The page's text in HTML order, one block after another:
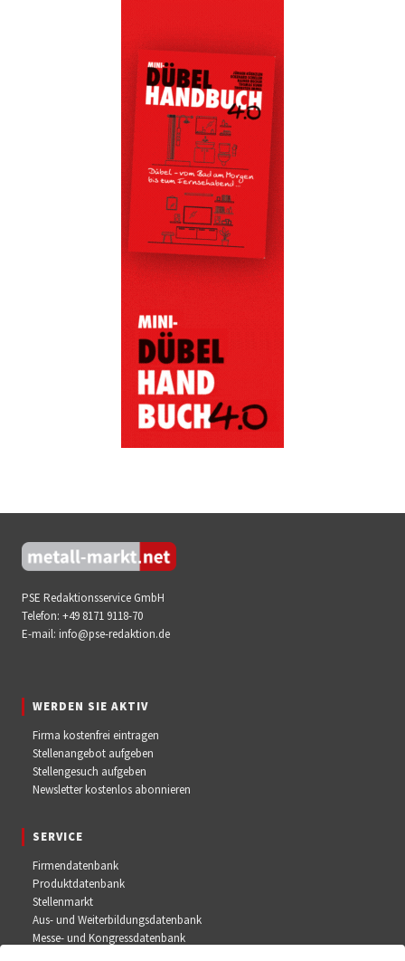
PSE Redaktionsservice GmbH
Telefon: +49 8171 9118-70
E-mail: info@pse-redaktion.de
WERDEN SIE AKTIV
Firma kostenfrei eintragen
Stellenangebot aufgeben
Stellengesuch aufgeben
Newsletter kostenlos abonnieren
SERVICE
Firmendatenbank
Produktdatenbank
Stellenmarkt
Aus- und Weiterbildungsdatenbank
Messe- und Kongressdatenbank